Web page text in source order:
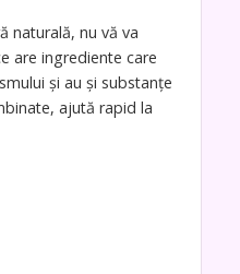
naturală, nu vă va
are ingrediente care
și au și substanțe
ajută rapid la